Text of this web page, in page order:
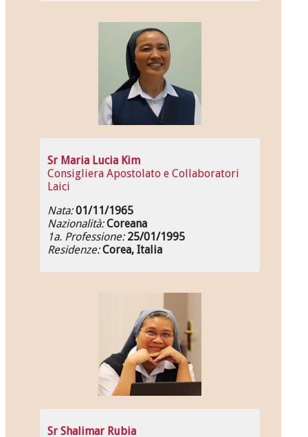
Sr Maria Lucia Kim
Consigliera Apostolato e Collaboratori
Laici
Nata:01/11/1965
Nazionalità:Coreana
1a. Professione: 25/01/1995
Residenze:Corea, Italia
Sr Shalimar Rubia